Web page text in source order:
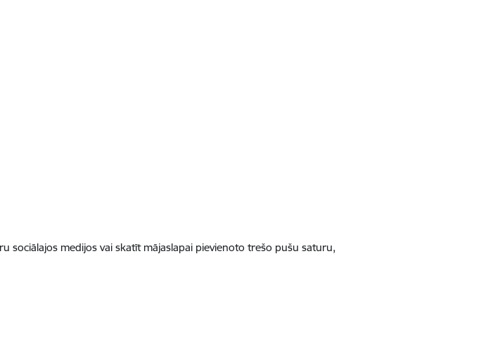
sociālajos medijos vai skatīt mājaslapai pievienoto trešo pušu saturu,